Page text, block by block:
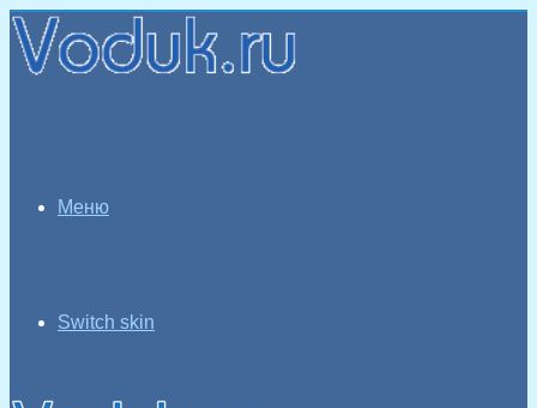
Меню
Switch skin